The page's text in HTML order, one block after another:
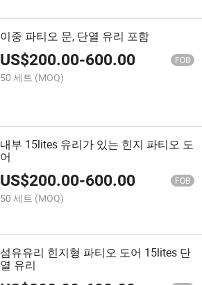
이중 파티오 문, 단열 유리 포함
US$200.00-600.00 FOB
50 세트 (MOQ)
내부 15lites 유리가 있는 힌지 파티오 도
어
US$200.00-600.00 FOB
50 세트 (MOQ)
섬유유리 힌지형 파티오 도어 15lites 단
열 유리